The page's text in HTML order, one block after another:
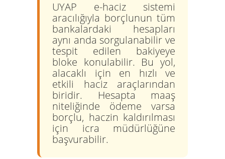
UYAP e-haciz sistemi
aracılığıyla borçlunun tüm
bankalardaki hesapları
aynı anda sorgulanabilir ve
tespit edilen bakiyeye
bloke konulabilir. Bu yol,
alacaklı için en hızlı ve
etkili haciz araçlarından
biridir. Hesapta maaş
niteliğinde ödeme varsa
borçlu, haczin kaldırılması
için icra müdürlüğüne
başvurabilir.